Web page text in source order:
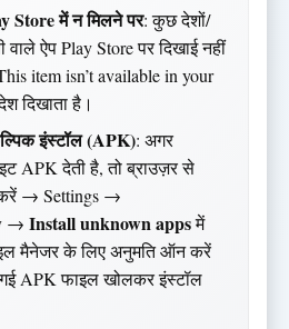
में न मिलने पर: कुछ देशों/
ऐप Play Store पर दिखाई नहीं
item isn’t available in your
दिखाता है।
इंस्टॉल (APK): अगर
APK देती है, तो ब्राउज़र से
→ Settings →
→ Install unknown appsमें
मैनेजर के लिए अनुमति ऑन करें
APK फाइल खोलकर इंस्टॉल